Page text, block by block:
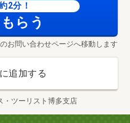
2分！
らう
お問い合わせページへ移動します
追加する
・ツーリスト博多支店